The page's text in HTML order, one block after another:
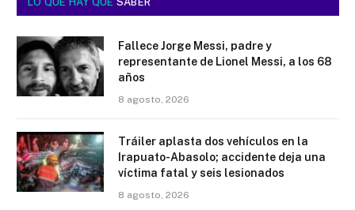
Fallece Jorge Messi, padre y
representante de Lionel Messi, a los 68
años
8 agosto, 2026
Tráiler aplasta dos vehículos en la
Irapuato-Abasolo; accidente deja una
víctima fatal y seis lesionados
8 agosto, 2026